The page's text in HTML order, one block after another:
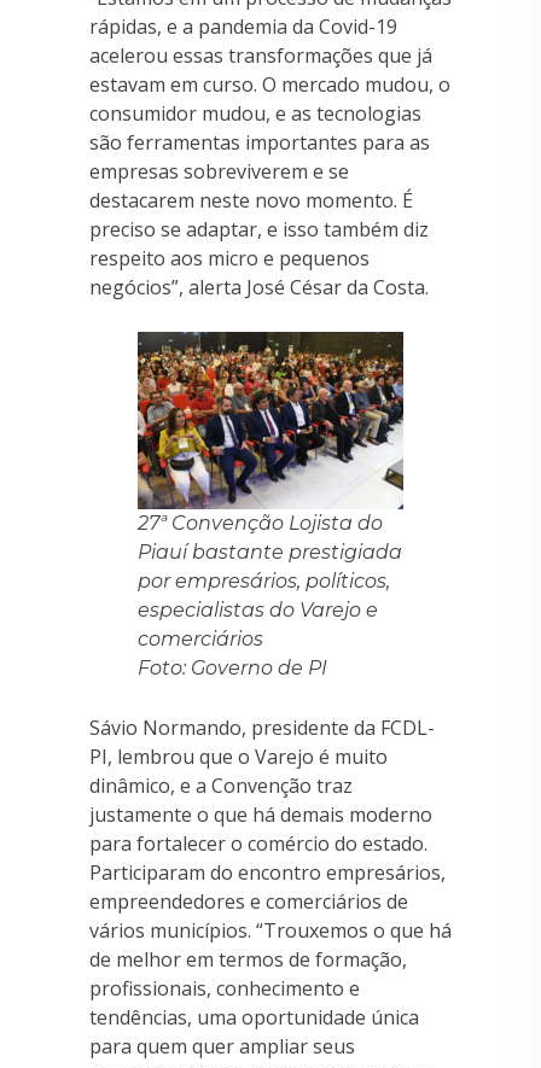
rápidas, e a pandemia da Covid-19
acelerou essas transformações que já
estavam em curso. O mercado mudou, o
consumidor mudou, e as tecnologias
são ferramentas importantes para as
empresas sobreviverem e se
destacarem neste novo momento. É
preciso se adaptar, e isso também diz
respeito aos micro e pequenos
negócios”, alerta José César da Costa.
27ª Convenção Lojista do
Piauí bastante prestigiada
por empresários, políticos,
especialistas do Varejo e
comerciários
Foto: Governo de PI
Sávio Normando, presidente da FCDL-
PI, lembrou que o Varejo é muito
dinâmico, e a Convenção traz
justamente o que há demais moderno
para fortalecer o comércio do estado.
Participaram do encontro empresários,
empreendedores e comerciários de
vários municípios. “Trouxemos o que há
de melhor em termos de formação,
profissionais, conhecimento e
tendências, uma oportunidade única
para quem quer ampliar seus